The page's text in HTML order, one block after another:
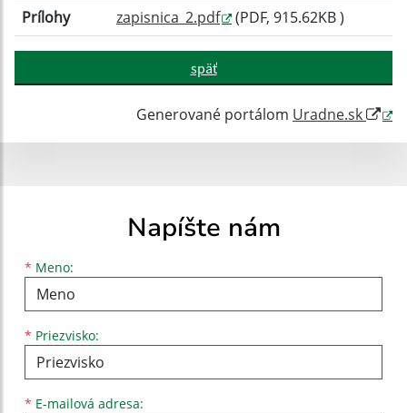
Prílohy zapisnica_2.pdf (PDF, 915.62KB )
späť
Generované portálom Uradne.sk
Napíšte nám
* Meno:
Meno
* Priezvisko:
Priezvisko
* E-mailová adresa:
E-mailová adresa